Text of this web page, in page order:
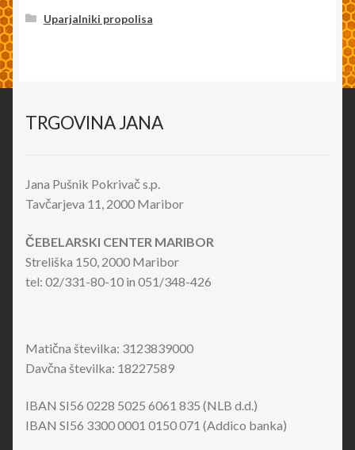
Uparjalniki propolisa
TRGOVINA JANA
Jana Pušnik Pokrivač s.p.
Tavčarjeva 11, 2000 Maribor
ČEBELARSKI CENTER MARIBOR
Streliška 150, 2000 Maribor
tel: 02/331-80-10 in 051/348-426
Matična številka: 3123839000
Davčna številka: 18227589
IBAN SI56 0228 5025 6061 835 (NLB d.d.)
IBAN SI56 3300 0001 0150 071 (Addico banka)